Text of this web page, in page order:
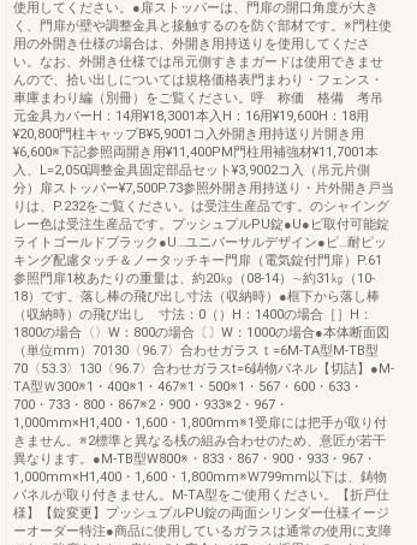
使用してください。●扉ストッパーは、門扉の開口角度が大き
く、門扉が壁や調整金具と接触するのを防ぐ部材です。※門柱使
用の外開き仕様の場合は、外開き用持送りを使用してくださ
い。なお、外開き仕様では吊元側すきまガードは使用できませ
んので、拾い出しについては規格価格表門まわり・フェンス・
車庫まわり編（別冊）をご覧ください。呼 称価 格備 考吊
元金具カバーH：14用¥18,3001本入H：16用¥19,600H：18用
¥20,800門柱キャップB¥5,9001コ入外開き用持送り片開き用
¥6,600※下記参照両開き用¥11,400PM門柱用補強材¥11,7001本
入、L=2,050調整金具固定部品セット¥3,9002コ入（吊元片側
分）扉ストッパー¥7,500P.73参照外開き用持送り・片外開き戸当
りは、P.232をご覧ください。は受注生産品です。のシャイング
レー色は受注生産品です。プッシュプルPU錠●U●ピ取付可能錠
ライトゴールドブラック●U…ユニバーサルデザイン●ピ…耐ピッ
キング配慮タッチ＆ノータッチキー門扉（電気錠付門扉）P.61
参照門扉1枚あたりの重量は、約20㎏（08-14）∼約31㎏（10-
18）です。落し棒の飛び出し寸法（収納時）●框下から落し棒
（収納時）の飛び出し 寸法：0（）H：1400の場合［］H：
1800の場合〈〉W：800の場合〔〕W：1000の場合●本体断面図
（単位mm）70130〈96.7〉合わせガラスｔ=6M-TA型M-TB型
70〈53.3〉130〈96.7〉合わせガラスt=6鋳物パネル【切詰】●M-
TA型Ｗ300※1・400※1・467※1・500※1・567・600・633・
700・733・800・867※2・900・933※2・967・
1,000mm×H1,400・1,600・1,800mm※1受扉には把手が取り付
きません。※2標準と異なる桟の組み合わせのため、意匠が若干
異なります。●M-TB型W800※・833・867・900・933・967・
1,000mm×H1,400・1,600・1,800mm※W799mm以下は、鋳物
パネルが取り付きません。M-TA型をご使用ください。【折戸仕
様】【錠変更】プッシュプルPU錠の両面シリンダー仕様イージ
ーオーダー特注●商品に使用しているガラスは通常の使用に支障